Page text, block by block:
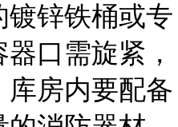
镀锌铁桶或专
口需旋紧，
库房内要配备